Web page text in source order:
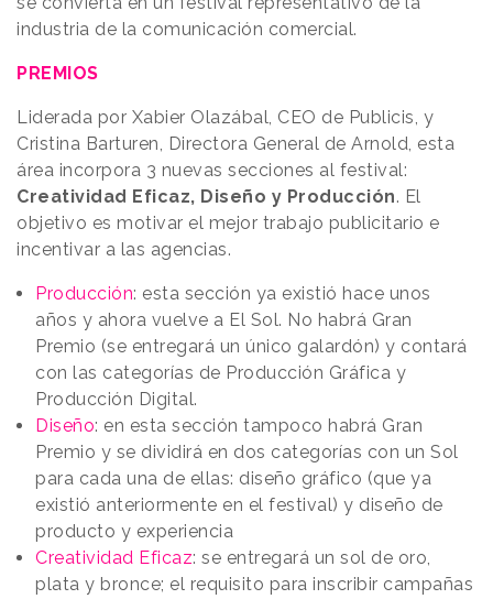
industria de la comunicación comercial.
PREMIOS
Liderada por Xabier Olazábal, CEO de Publicis, y
Cristina Barturen, Directora General de Arnold, esta
área incorpora 3 nuevas secciones al festival:
Creatividad Eficaz, Diseño y Producción. El
objetivo es motivar el mejor trabajo publicitario e
incentivar a las agencias.
Producción: esta sección ya existió hace unos
años y ahora vuelve a El Sol. No habrá Gran
Premio (se entregará un único galardón) y contará
con las categorías de Producción Gráfica y
Producción Digital.
Diseño: en esta sección tampoco habrá Gran
Premio y se dividirá en dos categorías con un Sol
para cada una de ellas: diseño gráfico (que ya
existió anteriormente en el festival) y diseño de
producto y experiencia
Creatividad Eficaz: se entregará un sol de oro,
plata y bronce; el requisito para inscribir campañas